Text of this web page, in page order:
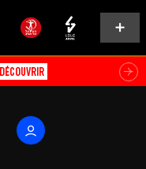
Découvrir